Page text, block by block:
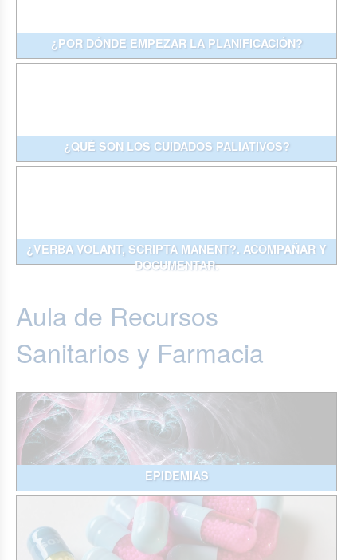
¿POR DÓNDE EMPEZAR LA PLANIFICACIÓN?
¿QUÉ SON LOS CUIDADOS PALIATIVOS?
¿VERBA VOLANT, SCRIPTA MANENT?. ACOMPAÑAR Y
DOCUMENTAR.
Aula de Recursos
Sanitarios y Farmacia
EPIDEMIAS